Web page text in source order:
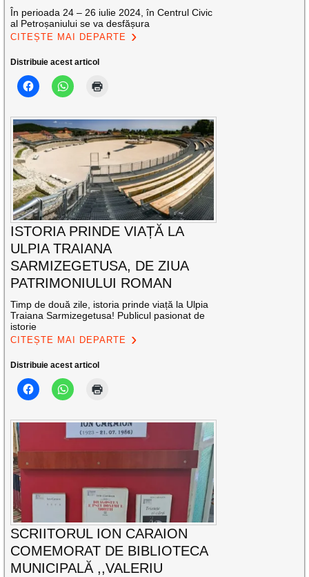
În perioada 24 – 26 iulie 2024, în Centrul Civic
al Petroșaniului se va desfășura
CITEȘTE MAI DEPARTE
Distribuie acest articol
ISTORIA PRINDE VIAȚĂ LA
ULPIA TRAIANA
SARMIZEGETUSA, DE ZIUA
PATRIMONIULUI ROMAN
Timp de două zile, istoria prinde viață la Ulpia
Traiana Sarmizegetusa! Publicul pasionat de
istorie
CITEȘTE MAI DEPARTE
Distribuie acest articol
SCRIITORUL ION CARAION
COMEMORAT DE BIBLIOTECA
MUNICIPALĂ ,,VALERIU